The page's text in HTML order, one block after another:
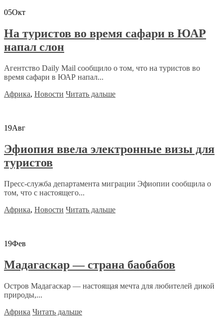
05Окт
На туристов во время сафари в ЮАР
напал слон
Агентство Daily Mail сообщило о том, что на туристов во
время сафари в ЮАР напал...
Африка, Новости Читать дальше
19Авг
Эфиопия ввела электронные визы для
туристов
Пресс-служба департамента миграции Эфиопии сообщила о
том, что с настоящего...
Африка, Новости Читать дальше
19Фев
Мадагаскар — страна баобабов
Остров Мадагаскар — настоящая мечта для любителей дикой
природы,...
Африка Читать дальше